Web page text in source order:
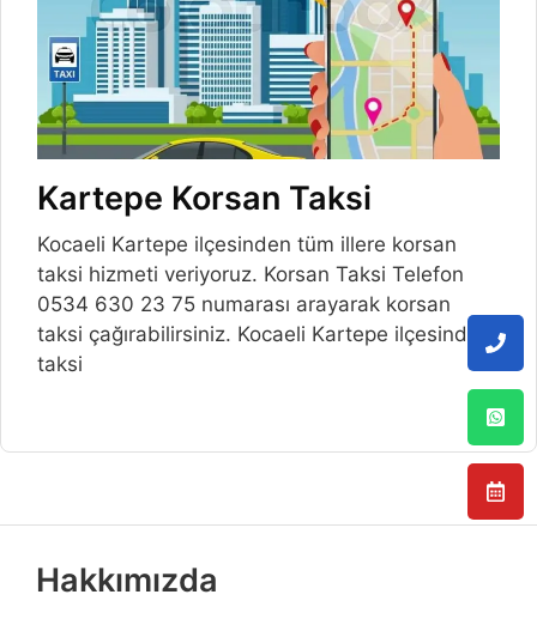
Kartepe Korsan Taksi
Kocaeli Kartepe ilçesinden tüm illere korsan
taksi hizmeti veriyoruz. Korsan Taksi Telefon
0534 630 23 75 numarası arayarak korsan
taksi çağırabilirsiniz. Kocaeli Kartepe ilçesinde
taksi
Hakkımızda